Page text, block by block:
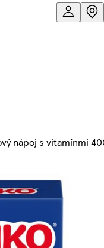
nápoj s vitamínmi